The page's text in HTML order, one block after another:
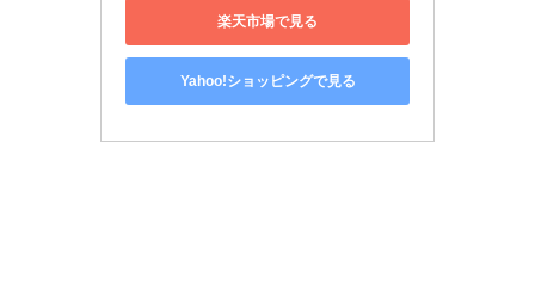
楽天市場で見る
Yahoo!ショッピングで見る